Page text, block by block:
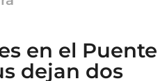
en el Puente
dejan dos